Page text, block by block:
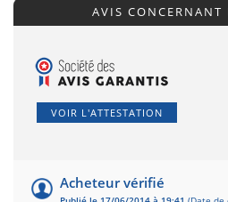
AVIS CONCERNANT
VOIR L'ATTESTATION
Acheteur vérifié